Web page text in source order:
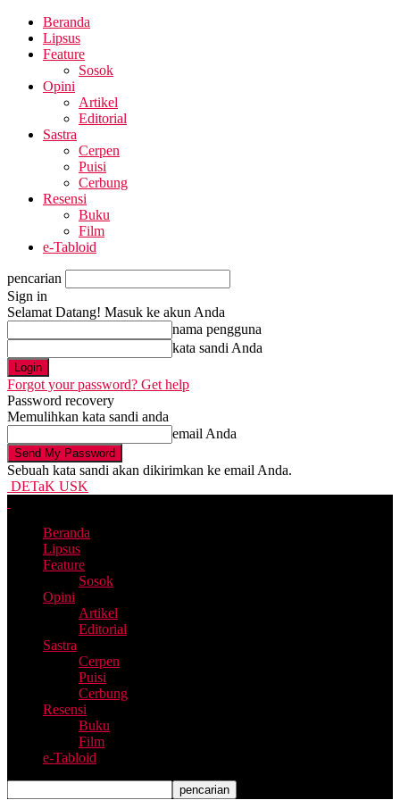
Beranda
Lipsus
Feature
Sosok
Opini
Artikel
Editorial
Sastra
Cerpen
Puisi
Cerbung
Resensi
Buku
Film
e-Tabloid
pencarian
Sign in
Selamat Datang! Masuk ke akun Anda
nama pengguna
kata sandi Anda
Forgot your password? Get help
Password recovery
Memulihkan kata sandi anda
email Anda
Sebuah kata sandi akan dikirimkan ke email Anda.
DETaK USK
Beranda
Lipsus
Feature
Sosok
Opini
Artikel
Editorial
Sastra
Cerpen
Puisi
Cerbung
Resensi
Buku
Film
e-Tabloid